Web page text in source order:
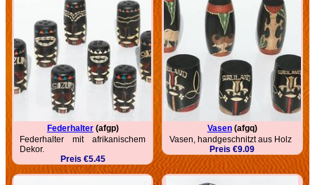
Federhalter(afgp)
Federhalter mit afrikanischem
Dekor.
Preis €5.45
Vasen(afgq)
Vasen, handgeschnitzt aus Holz
Preis €9.09